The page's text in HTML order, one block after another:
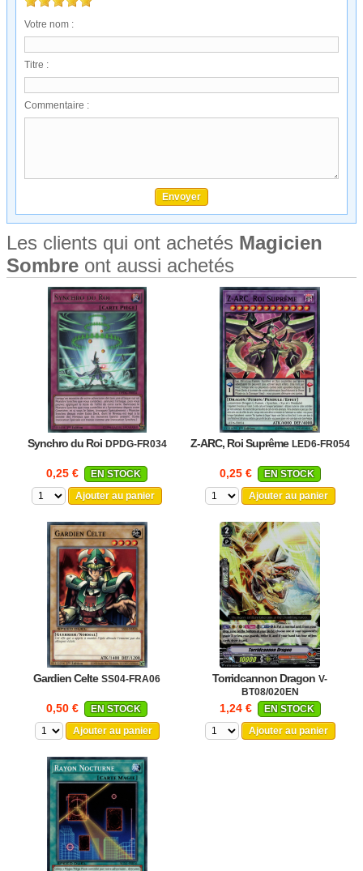
Votre nom :
Titre :
Commentaire :
Les clients qui ont achetés Magicien
Sombre ont aussi achetés
Synchro du Roi DPDG-FR034
0,25 €
EN STOCK
Ajouter au panier
Z-ARC, Roi Suprême LED6-FR054
0,25 €
EN STOCK
Ajouter au panier
Gardien Celte SS04-FRA06
0,50 €
EN STOCK
Ajouter au panier
Torridcannon Dragon V-
BT08/020EN
1,24 €
EN STOCK
Ajouter au panier